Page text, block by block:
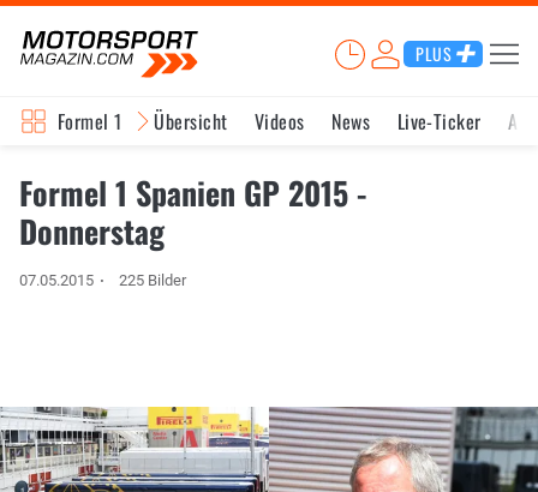
PLUS
Formel 1 Übersicht Videos News Live-Ticker
Formel 1 Spanien GP 2015 -
Donnerstag
07.05.2015 225 Bilder